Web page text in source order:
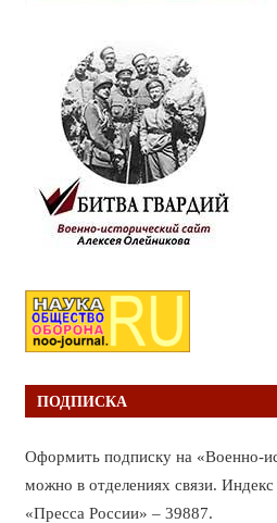
ПОДПИСКА
Оформить подписку на «Военно-
можно в отделениях связи.
«Пресса России» – 39887.